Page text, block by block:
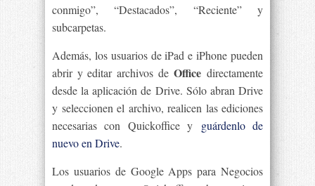
conmigo”, “Destacados”, “Reciente” y
subcarpetas.
Además, los usuarios de iPad e iPhone pueden
abrir y editar archivos deOffice directamente
desde la aplicación de Drive. Sólo abran Drive
y seleccionen el archivo, realicen las ediciones
necesarias con Quickoffice y guárdenlo de
nuevo en Drive.
Los usuarios de Google Apps para Negocios